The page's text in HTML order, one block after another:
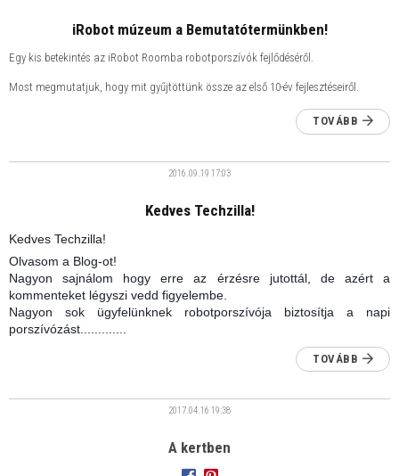
iRobot múzeum a Bemutatótermünkben!
Egy kis betekintés az iRobot Roomba robotporszívók fejlődéséről.
Most megmutatjuk, hogy mit gyűjtöttünk össze az első 10-év fejlesztéseiről.
TOVÁBB
Kedves Techzilla!
2016.09.19 17:03
Kedves Techzilla!
Olvasom a Blog-ot!
Nagyon sajnálom hogy erre az érzésre jutottál, de azért a
kommenteket légyszi vedd figyelembe.
Nagyon sok ügyfelünknek robotporszívója biztosítja a napi
porszívózást.............
TOVÁBB
A kertben
2017.04.16 19:38